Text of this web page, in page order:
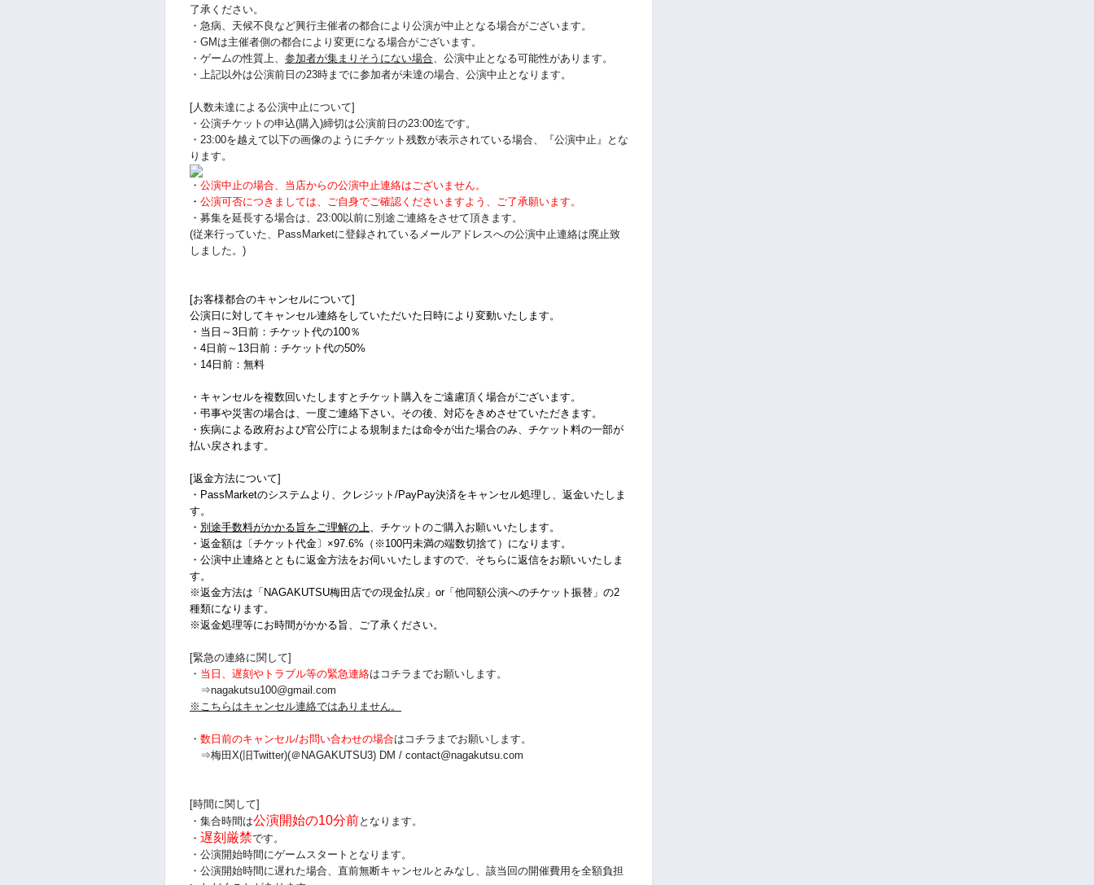
了承ください。
・急病、天候不良など興行主催者の都合により公演が中止となる場合がございます。
・GMは主催者側の都合により変更になる場合がございます。
・ゲームの性質上、 参加者が集まりそうにない場合 、公演中止となる可能性があります。
・上記以外は公演前日の23時までに参加者が未達の場合、公演中止となります。
[人数未達による公演中止について]
・公演チケットの申込(購入)締切は公演前日の23:00迄です。
・23:00を越えて以下の画像のようにチケット残数が表示されている場合、『公演中止』とな
ります。
・ 公演中止の場合、当店からの公演中止連絡はございません。
・ 公演可否につきましては、ご自身でご確認くださいますよう、ご了承願います。
・募集を延長する場合は、23:00以前に別途ご連絡をさせて頂きます。
(従来行っていた、PassMarketに登録されているメールアドレスへの公演中止連絡は廃止致
しました。)
[お客様都合のキャンセルについて]
公演日に対してキャンセル連絡をしていただいた日時により変動いたします。
・当日～3日前：チケット代の100％
・4日前～13日前：チケット代の50%
・14日前：無料
・キャンセルを複数回いたしますとチケット購入をご遠慮頂く場合がございます。
・弔事や災害の場合は、一度ご連絡下さい。その後、対応をきめさせていただきます。
・疾病による政府および官公庁による規制または命令が出た場合のみ、チケット料の一部が
払い戻されます。
[返金方法について]
・PassMarketのシステムより、クレジット/PayPay決済をキャンセル処理し、返金いたしま
す。
・ 別途手数料がかかる旨をご理解の上 、チケットのご購入お願いいたします。
・ 返金額は〔チケット代金〕×97.6%（※100円未満の端数切捨て ）になります。
・公演中止連絡とともに返金方法をお伺いいたしますので、そちらに返信をお願いいたしま
す。
※返金方法は「NAGAKUTSU梅田店での現金払戻」or「他同額公演へのチケット振替」の2
種類になります。
※返金処理等にお時間がかかる旨、ご了承ください。
[緊急の連絡に関して]
・ 当日、遅刻やトラブル等の緊急連絡はコチラまでお願いします。
⇒nagakutsu100@gmail.com
※こちらはキャンセル連絡ではありません。
・ 数日前のキャンセル/お問い合わせの場合は コチラまでお願いします。
⇒梅田X(旧Twitter)(＠NAGAKUTSU3) DM / contact@nagakutsu.com
[時間に関して]
・集合時間は公演開始の10分前となります。
・ 遅刻厳禁です。
・公演開始時間にゲームスタートとなります。
・公演開始時間に遅れた場合、直前無断キャンセルとみなし、該当回の開催費用を全額負担